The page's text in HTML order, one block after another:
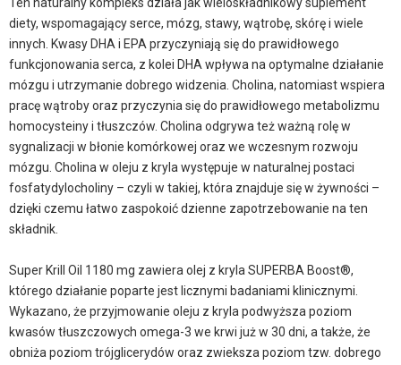
diety, wspomagający serce, mózg, stawy, wątrobę, skórę i wiele
innych. Kwasy DHA i EPA przyczyniają się do prawidłowego
funkcjonowania serca, z kolei DHA wpływa na optymalne działanie
mózgu i utrzymanie dobrego widzenia. Cholina, natomiast wspiera
pracę wątroby oraz przyczynia się do prawidłowego metabolizmu
homocysteiny i tłuszczów. Cholina odgrywa też ważną rolę w
sygnalizacji w błonie komórkowej oraz we wczesnym rozwoju
mózgu. Cholina w oleju z kryla występuje w naturalnej postaci
fosfatydylocholiny – czyli w takiej, która znajduje się w żywności –
dzięki czemu łatwo zaspokoić dzienne zapotrzebowanie na ten
składnik.
Super Krill Oil 1180 mg zawiera olej z kryla SUPERBA Boost®,
którego działanie poparte jest licznymi badaniami klinicznymi.
Wykazano, że przyjmowanie oleju z kryla podwyższa poziom
kwasów tłuszczowych omega-3 we krwi już w 30 dni, a także, że
obniża poziom trójglicerydów oraz zwieksza poziom tzw. dobrego